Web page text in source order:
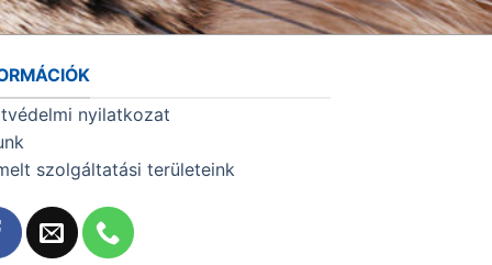
nyilatkozat
szolgáltatási területeink